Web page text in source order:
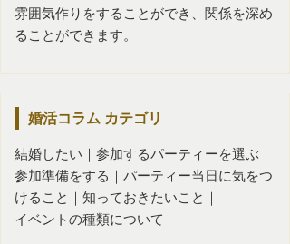
雰囲気作りをすることができ、関係を深め
ることができます。
婚活コラム カテゴリ
結婚したい ｜ 参加するパーティーを選ぶ ｜
参加準備をする ｜ パーティー当日に気をつ
けること ｜ 知っておきたいこと ｜
イベントの種類について